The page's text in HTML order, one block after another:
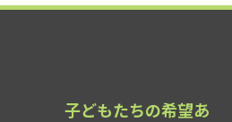
子どもたちの希望あ